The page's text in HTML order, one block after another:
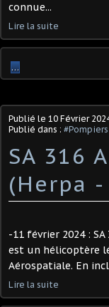
connue...
Lire la suite
…
Publié le 10 Février
Publié dans :
SA 316
(Herpa
-11 février 2024 :
est un hélicoptère
Aérospatiale. En
Lire la suite